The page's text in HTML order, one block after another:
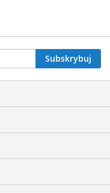
Subskrybuj